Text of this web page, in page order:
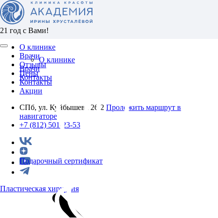
21 год с Вами!
О клинике
Врачи
Отзывы
Цены
Контакты
Акции
СПб, ул. Куйбышева 26/2 Проложить маршрут в
навигаторе
+7 (812) 501-23-53
Пластическая хирургия
О клинике
Врачи
Контакты
Подарочный сертификат